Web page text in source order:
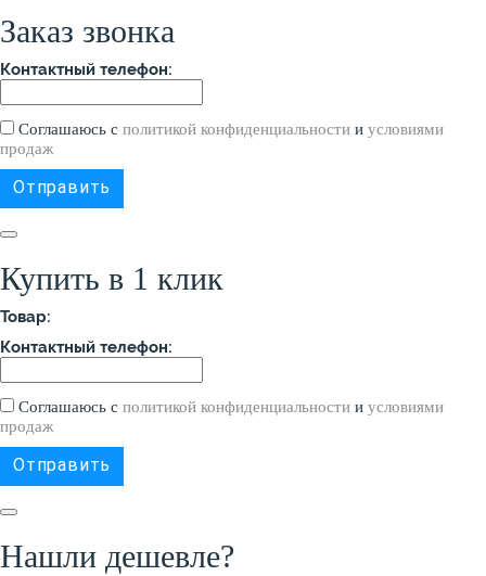
Заказ звонка
Контактный телефон:
Соглашаюсь с политикой конфиденциальности и условиями
продаж
Купить в 1 клик
Товар:
Контактный телефон:
Соглашаюсь с политикой конфиденциальности и условиями
продаж
Нашли дешевле?